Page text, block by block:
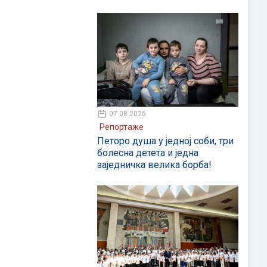
07.08.2026
Репортаже
Петоро душа у једној соби, три
болесна детета и једна
заједничка велика борба!